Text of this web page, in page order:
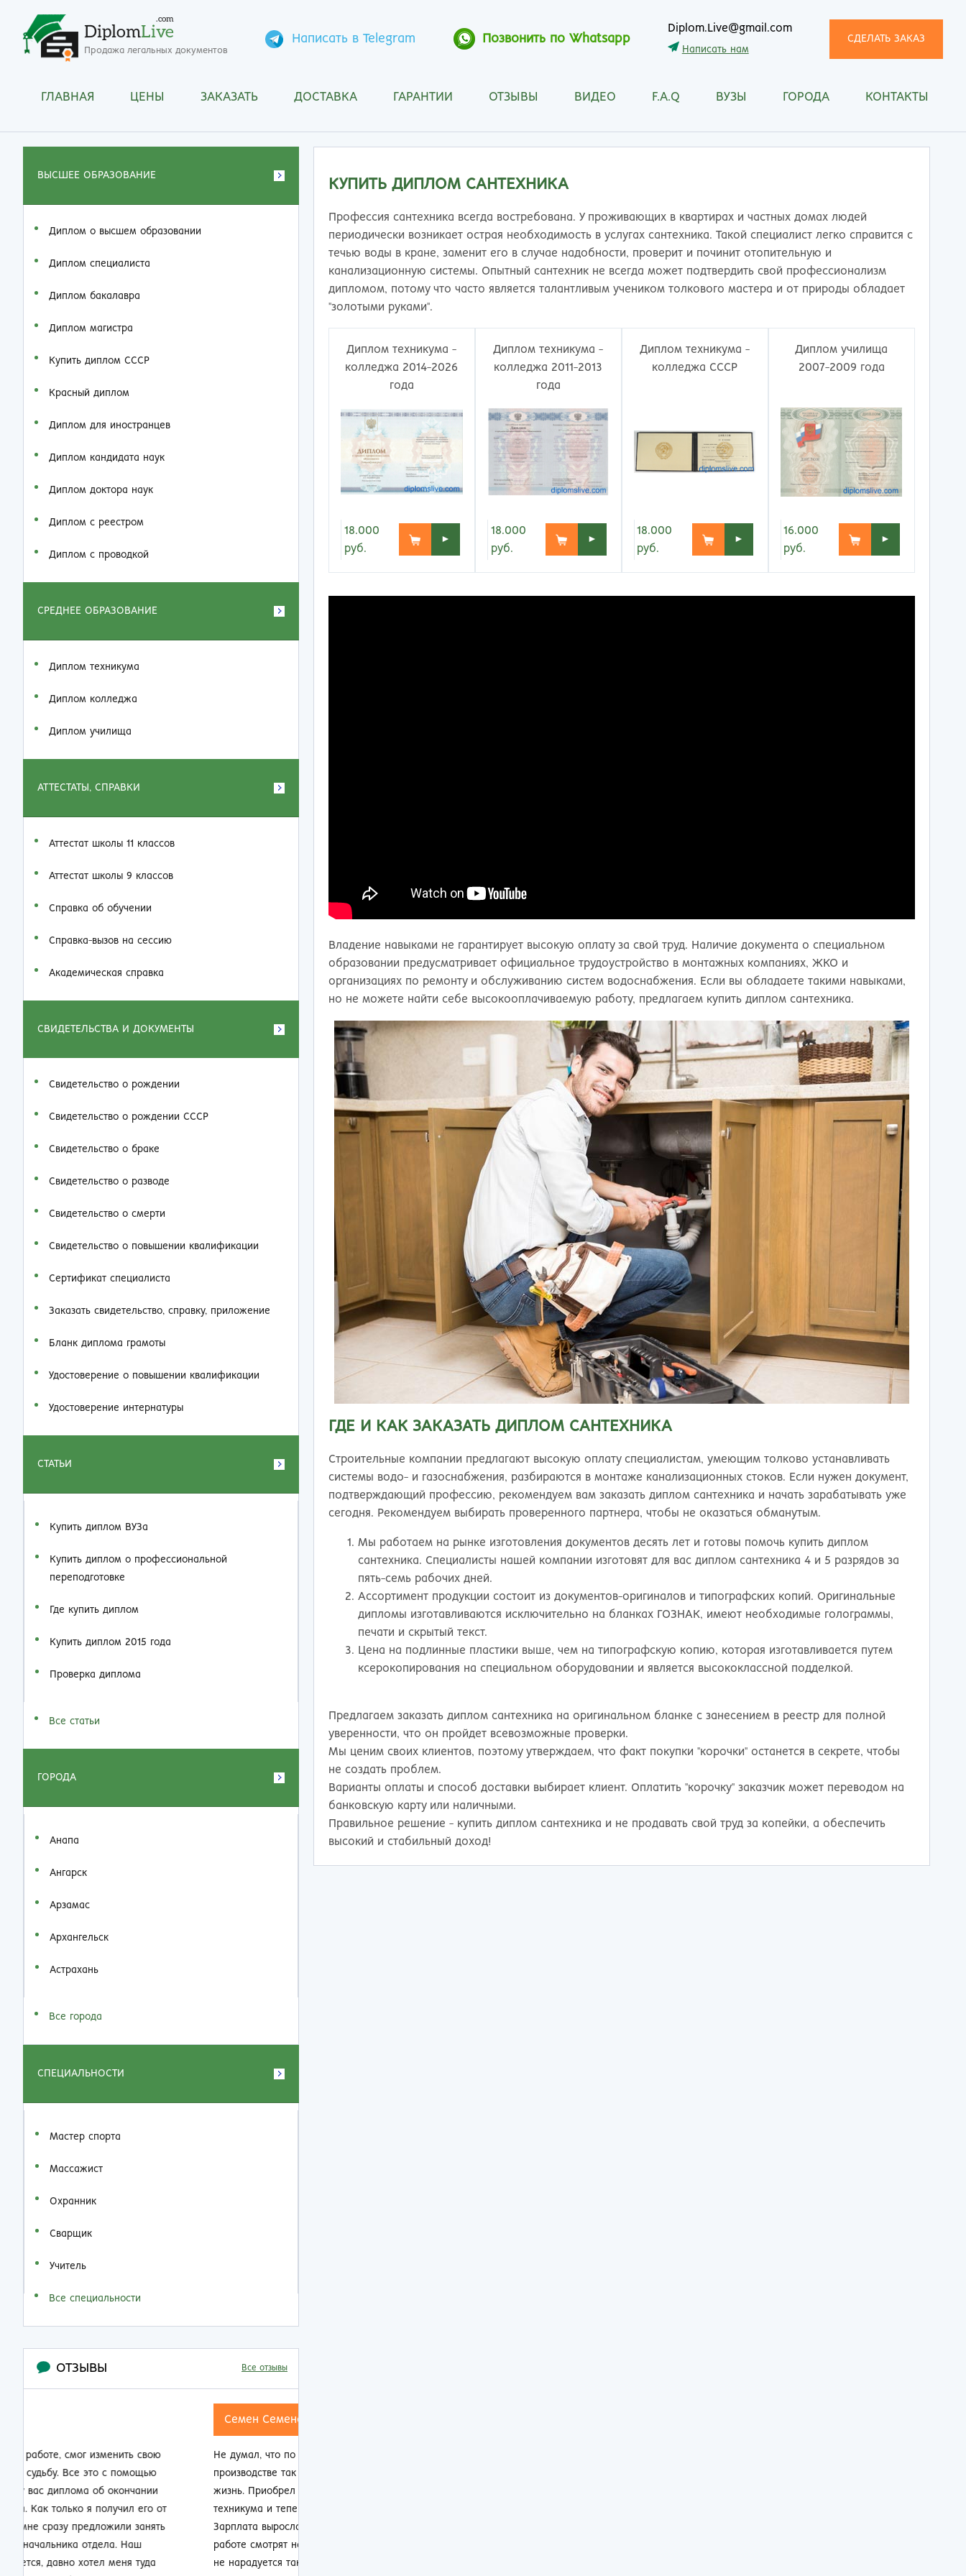
DiplomLive
.com
Продажа легальных документов
Написать в Telegram Позвонить по Whatsapp
Diplom.Live@gmail.com
Написать нам
СДЕЛАТЬ ЗАКАЗ
ГЛАВНАЯ ЦЕНЫ ЗАКАЗАТЬ ДОСТАВКА ГАРАНТИИ ОТЗЫВЫ ВИДЕО F.A.Q ВУЗЫ ГОРОДА
Архангельск
Барнаул
Белгород
Бийск
Благовещенск
Братск
Владикавказ
Волжский
Вологда
Воронеж
Грозный
Екатеринбург
Ижевск
Иркутск
Йошкар-Ола
Казань
Липецк
Магнитогорск
Махачкала
Москва
Мурманск
Находка
Нижневартовск
Новокузнец
Новороссийск
Новосибирск
Оренбург
Орск
Пенза
Пермь
Смоленск
Сочи
Ставрополь
Стерлитамак
Сургут
Тверь
Тула
Тюмень
Улан-Удэ
Ульяновск
Уфа
Чебоксары
Челябинск
Череповец
КОНТАКТЫ
ВЫСШЕЕ ОБРАЗОВАНИЕ
Диплом о высшем образовании
Диплом специалиста
Диплом бакалавра
Диплом магистра
Купить диплом СССР
Красный диплом
Диплом для иностранцев
Диплом кандидата наук
Диплом доктора наук
Диплом с реестром
Диплом с проводкой
СРЕДНЕЕ ОБРАЗОВАНИЕ
Диплом техникума
Диплом колледжа
Диплом училища
АТТЕСТАТЫ, СПРАВКИ
Аттестат школы 11 классов
Аттестат школы 9 классов
Справка об обучении
Справка-вызов на сессию
Академическая справка
СВИДЕТЕЛЬСТВА И ДОКУМЕНТЫ
Свидетельство о рождении
Свидетельство о рождении СССР
Свидетельство о браке
Свидетельство о разводе
Свидетельство о смерти
Свидетельство о повышении квалификации
Сертификат специалиста
Заказать cвидетельство, справку, приложение
Бланк диплома грамоты
Удостоверение о повышении квалификации
Удостоверение интернатуры
СТАТЬИ
Купить диплом ВУЗа
Купить диплом о профессиональной
переподготовке
Где купить диплом
Купить диплом 2015 года
Проверка диплома
Все статьи
ГОРОДА
Анапа
Ангарск
Арзамас
Архангельск
Астрахань
Все города
СПЕЦИАЛЬНОСТИ
Мастер спорта
Массажист
Охранник
Сварщик
Учитель
Все специальности
ОТЗЫВЫ Все отзывы
Не думал, что по прошествии 20 лет работы на
производстве так резко смогу изменить свою
жизнь. Приобрел диплом об окончании заочно
техникума и теперь стал мастером смены.
Зарплата выросла почти в 2 раза, ребята на
работе смотрят на меня другими глазами. Жена
не нарадуется таким приятным переменам.
КУПИТЬ ДИПЛОМ САНТЕХНИКА
Профессия сантехника всегда востребована. У проживающих в квартирах и частных домах людей
периодически возникает острая необходимость в услугах сантехника. Такой специалист легко справится с
течью воды в кране, заменит его в случае надобности, проверит и починит отопительную и
канализационную системы. Опытный сантехник не всегда может подтвердить свой профессионализм
дипломом, потому что часто является талантливым учеником толкового мастера и от природы обладает
"золотыми руками".
Диплом техникума -
колледжа 2014-2026
года
18.000
руб.
►
Диплом техникума -
колледжа 2011-2013
года
18.000
руб.
►
Диплом техникума -
колледжа СССР
18.000
руб.
►
Диплом училища
2007-2009 года
16.000
руб.
►
Владение навыками не гарантирует высокую оплату за свой труд. Наличие документа о специальном
образовании предусматривает официальное трудоустройство в монтажных компаниях, ЖКО и
организациях по ремонту и обслуживанию систем водоснабжения. Если вы обладаете такими навыками,
но не можете найти себе высокооплачиваемую работу, предлагаем купить диплом сантехника.
ГДЕ И КАК ЗАКАЗАТЬ ДИПЛОМ САНТЕХНИКА
Строительные компании предлагают высокую оплату специалистам, умеющим толково устанавливать
системы водо- и газоснабжения, разбираются в монтаже канализационных стоков. Если нужен документ,
подтверждающий профессию, рекомендуем вам заказать диплом сантехника и начать зарабатывать уже
сегодня. Рекомендуем выбирать проверенного партнера, чтобы не оказаться обманутым.
Мы работаем на рынке изготовления документов десять лет и готовы помочь купить диплом
сантехника. Специалисты нашей компании изготовят для вас диплом сантехника 4 и 5 разрядов за
пять-семь рабочих дней.
Ассортимент продукции состоит из документов-оригиналов и типографских копий. Оригинальные
дипломы изготавливаются исключительно на бланках ГОЗНАК, имеют необходимые голограммы,
печати и скрытый текст.
Цена на подлинные пластики выше, чем на типографскую копию, которая изготавливается путем
ксерокопирования на специальном оборудовании и является высококлассной подделкой.
Предлагаем заказать диплом сантехника на оригинальном бланке с занесением в реестр для полной
уверенности, что он пройдет всевозможные проверки.
Мы ценим своих клиентов, поэтому утверждаем, что факт покупки "корочки" останется в секрете, чтобы
не создать проблем.
Варианты оплаты и способ доставки выбирает клиент. Оплатить "корочку" заказчик может переводом на
банковскую карту или наличными.
Правильное решение - купить диплом сантехника и не продавать свой труд за копейки, а обеспечить
высокий и стабильный доход!